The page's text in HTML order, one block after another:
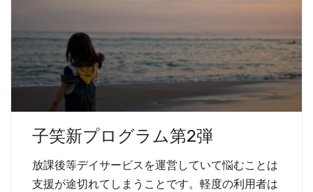
子笑新プログラム第2弾
放課後等デイサービスを運営していて悩むことは
支援が途切れてしまうことです。軽度の利用者は